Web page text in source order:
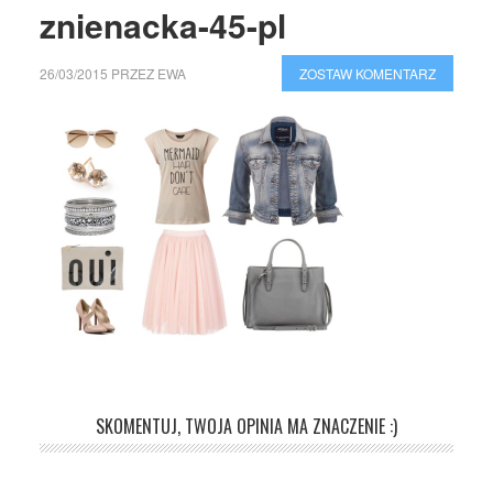
znienacka-45-pl
26/03/2015 PRZEZ EWA ZOSTAW KOMENTARZ
SKOMENTUJ, TWOJA OPINIA MA ZNACZENIE :)